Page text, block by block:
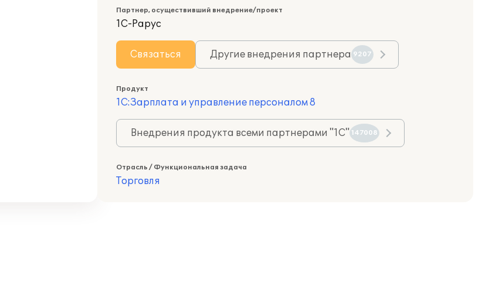
Партнер, осуществивший внедрение/проект
1С-Рарус
Связаться Другие внедрения партнера 9207
Продукт
1С:Зарплата и управление персоналом 8
Внедрения продукта всеми партнерами "1С" 147008
Отрасль / Функциональная задача
Торговля